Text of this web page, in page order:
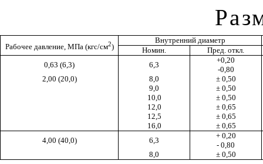
Рабочее давление, МПа (кгс/см2)
Внутренний диаметр
Номин.
Пред. откл.
0,63 (6,3)
6,3
+0,20
-0,80
2,00 (20,0)
8,0
± 0,50
9,0
± 0,50
10,0
± 0,50
12,0
± 0,65
12,5
± 0,65
16,0
± 0,65
4,00 (40,0)
6,3
+ 0,20
- 0,80
8,0
± 0,50